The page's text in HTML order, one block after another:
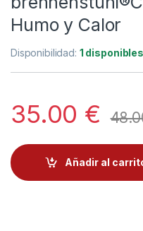
Humo y Calor
Disponibilidad: 1 disponibles
35.00 €
Añadir al